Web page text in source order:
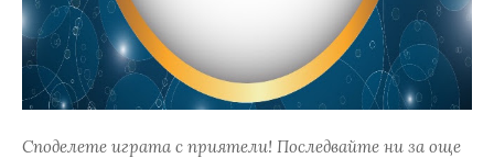
Споделете играта с приятели! Последвайте ни за още